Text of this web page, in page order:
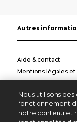
Autres
Aide & contact
Mentions légales et
Informations
Autres sites
Nous utilisons
fonctionnement
notre contenu et